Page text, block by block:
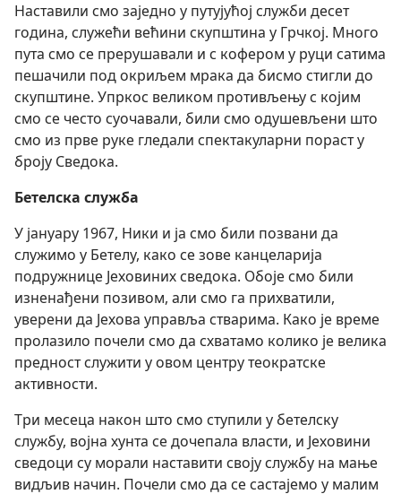
Наставили смо заједно у путујућој служби десет
година, служећи већини скупштина у Грчкој. Много
пута смо се прерушавали и с кофером у руци сатима
пешачили под окриљем мрака да бисмо стигли до
скупштине. Упркос великом противљењу с којим
смо се често суочавали, били смо одушевљени што
смо из прве руке гледали спектакуларни пораст у
броју Сведока.
Бетелска служба
У јануару 1967, Ники и ја смо били позвани да
служимо у Бетелу, како се зове канцеларија
подружнице Јеховиних сведока. Обоје смо били
изненађени позивом, али смо га прихватили,
уверени да Јехова управља стварима. Како је време
пролазило почели смо да схватамо колико је велика
предност служити у овом центру теократске
активности.
Три месеца након што смо ступили у бетелску
службу, војна хунта се дочепала власти, и Јеховини
сведоци су морали наставити своју службу на мање
видљив начин. Почели смо да се састајемо у малим